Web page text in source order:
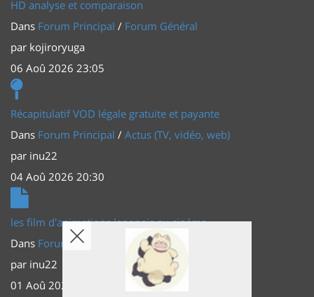
HD analyse et comparaison
Dans Forum Principal / Forum Général
par kojiroryuga
06 Aoû 2026 23:05
Récapitulatif VOD légale gratuite et payante
Dans Forum Principal / Actus (TV, vidéo, web)
par inu22
04 Aoû 2026 20:30
les film d'animations Japonais au cinéma
Dans Forum Principal
Actus (TV, vidéo, web)
par inu22
01 Aoû 2026 20:56